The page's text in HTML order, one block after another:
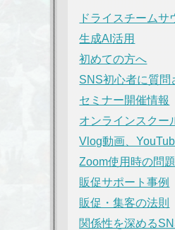
ドライスチームサ
生成AI活用
初めての方へ
SNS初心者に質問
セミナー開催情報
オンラインスクー
Vlog動画、
Zoom使用時の問
販促サポート事例
販促・集客の法則
関係性を深める